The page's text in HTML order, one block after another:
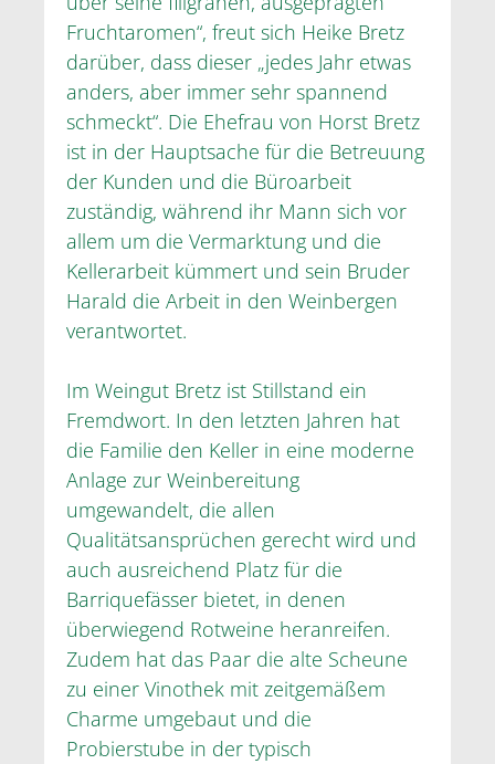
Fruchtaromen“, freut sich Heike Bretz
darüber, dass dieser „jedes Jahr etwas
anders, aber immer sehr spannend
schmeckt“. Die Ehefrau von Horst Bretz
ist in der Hauptsache für die Betreuung
der Kunden und die Büroarbeit
zuständig, während ihr Mann sich vor
allem um die Vermarktung und die
Kellerarbeit kümmert und sein Bruder
Harald die Arbeit in den Weinbergen
verantwortet.
Im Weingut Bretz ist Stillstand ein
Fremdwort. In den letzten Jahren hat
die Familie den Keller in eine moderne
Anlage zur Weinbereitung
umgewandelt, die allen
Qualitätsansprüchen gerecht wird und
auch ausreichend Platz für die
Barriquefässer bietet, in denen
überwiegend Rotweine heranreifen.
Zudem hat das Paar die alte Scheune
zu einer Vinothek mit zeitgemäßem
Charme umgebaut und die
Probierstube in der typisch